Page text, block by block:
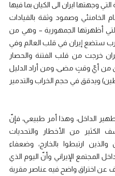
وجهتها ايران الى الكيان بما فيها
الخامنئي وصمود وثقة بالقيادات
أظهرتها الجمهورية – وهي من
ستضع إيران في قلب العالم وفي
خرجت من قلب الفتنة والحصار
من أيّ وقتٍ مضى، ومن أراد الدليل
ويدقق في حجم الخراب والتدمير
الداخل، وهذا أمر طبيعي، فإنّ
الكثير من الأخطار والتحديات
ارتبطوا بالخارج، وضعفاء
المجتمع الإيراني وأنّ اليوم الذي
عن اختراق واضح فيه عناصر مقربة